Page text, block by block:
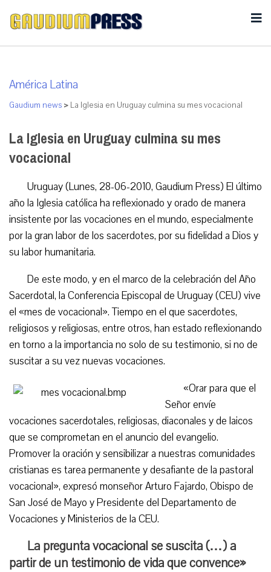
América Latina
Gaudium news > La Iglesia en Uruguay culmina su mes vocacional
La Iglesia en Uruguay culmina su mes
vocacional
Uruguay (Lunes, 28-06-2010, Gaudium Press) El último
año la Iglesia católica ha reflexionado y orado de manera
insistente por las vocaciones en el mundo, especialmente
por la gran labor de los sacerdotes, por su fidelidad a Dios y
su labor humanitaria.
De este modo, y en el marco de la celebración del Año
Sacerdotal, la Conferencia Episcopal de Uruguay (CEU) vive
el «mes de vocacional». Tiempo en el que sacerdotes,
religiosos y religiosas, entre otros, han estado reflexionando
en torno a la importancia no solo de su testimonio, si no de
suscitar a su vez nuevas vocaciones.
«Orar para que el
Señor envíe
vocaciones sacerdotales, religiosas, diaconales y de laicos
que se comprometan en el anuncio del evangelio.
Promover la oración y sensibilizar a nuestras comunidades
cristianas es tarea permanente y desafiante de la pastoral
vocacional», expresó monseñor Arturo Fajardo, Obispo de
San José de Mayo y Presidente del Departamento de
Vocaciones y Ministerios de la CEU.
La pregunta vocacional se suscita (…) a
partir de un testimonio de vida que convence»